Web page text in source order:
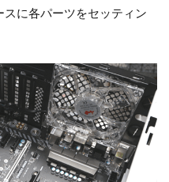
に各パーツをセッティン